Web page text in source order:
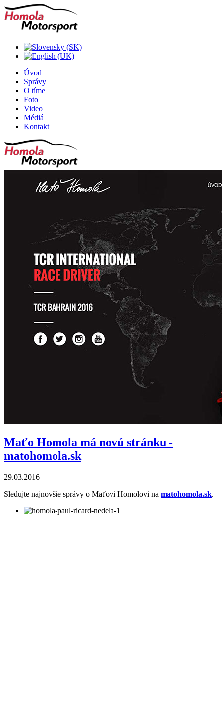
Úvod
Správy
O tíme
Foto
Video
Médiá
Kontakt
Maťo Homola má novú stránku -
matohomola.sk
29.03.2016
Sledujte najnovšie správy o Maťovi Homolovi na matohomola.sk.